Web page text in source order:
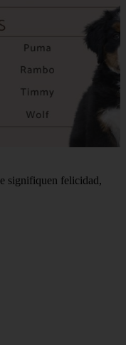
signifiquen felicidad,